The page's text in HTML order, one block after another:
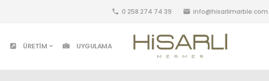
local_phone 0 258 274 74 39 email info@hisarlimarble.com
ÜRETIM UYGULAMA